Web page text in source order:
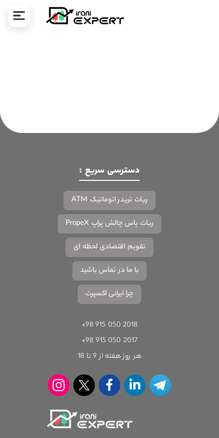
دسترسی سریع :
ربات تریدر اتوماتیک ATM
ربات پاس چالش پراپ PropeX
تقویم اقتصادی لحظه ای
با ما در تماس باشید
چرا ایرانی اکسپرت
+98 915 050 2018
+98 915 050 2017
هر روز هفته از 9 تا 18